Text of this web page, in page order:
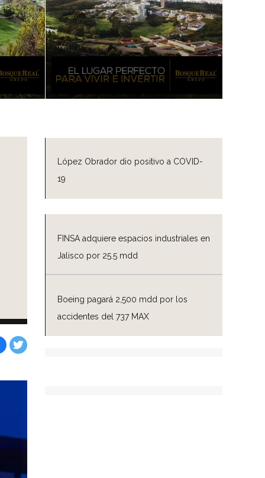
López Obrador dio positivo a COVID-
19
FINSA adquiere espacios industriales en
Jalisco por 25.5 mdd
Boeing pagará 2,500 mdd por los
accidentes del 737 MAX